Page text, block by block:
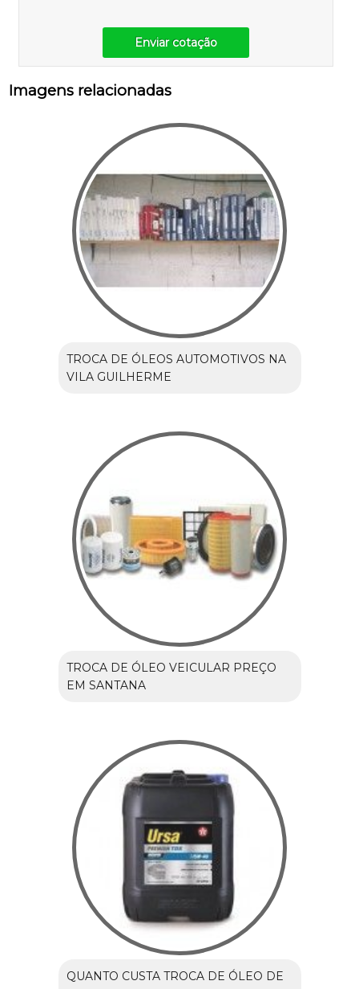
Enviar cotação
Imagens relacionadas
TROCA DE ÓLEOS AUTOMOTIVOS NA
VILA GUILHERME
TROCA DE ÓLEO VEICULAR PREÇO
EM SANTANA
QUANTO CUSTA TROCA DE ÓLEO DE